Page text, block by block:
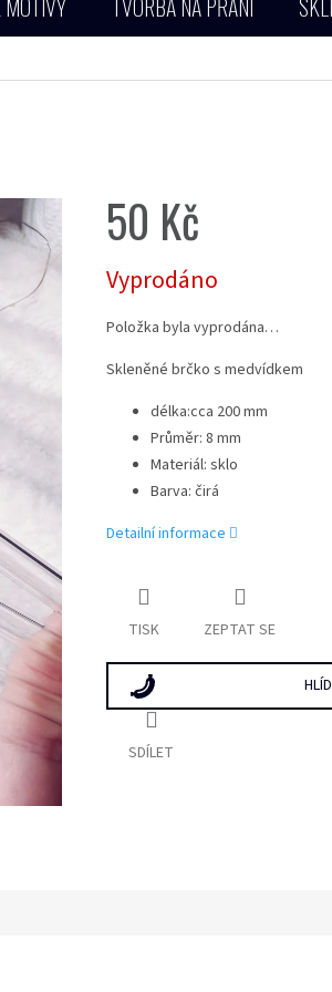
MOTIVY TVORBA NA PŘÁNÍ
50 Kč
cena:
Vyprodáno
Položka byla vyprodána…
Skleněné brčko s medvídkem
délka:cca 200 mm
Průměr: 8 mm
Materiál: sklo
Barva: čirá
Detailní informace
TISK ZEPTAT SE
SDÍLET